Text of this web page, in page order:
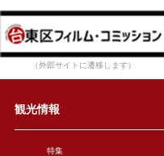
（外部サイトに遷移します）
観光情報
特集